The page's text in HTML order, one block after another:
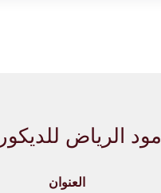
مود الرياض
العنوان